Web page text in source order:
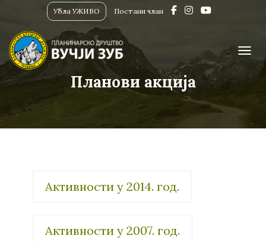
Убла УЖИВО Постани члан
Планови акција
Активности у 2014. год.
Активности у 2007. год.